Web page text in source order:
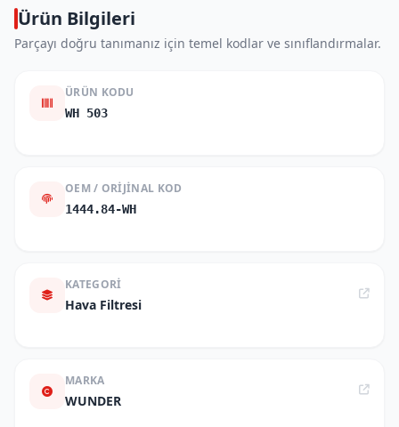
Ürün Bilgileri
Parçayı doğru tanımanız için temel kodlar ve sınıflandırmalar.
ÜRÜN KODU
WH 503
OEM / ORIJINAL KOD
1444.84-WH
KATEGORI
Hava Filtresi
MARKA
WUNDER